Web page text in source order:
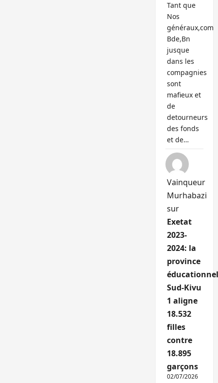
Tant que
Nos
généraux,com
Bde,Bn
jusque
dans les
compagnies
sont
mafieux et
de
detourneurs
des fonds
et de…
Vainqueur
Murhabazi
sur
Exetat
2023-
2024: la
province
Sud-Kivu
1 aligne
18.532
filles
contre
18.895
garçons
02/07/2026